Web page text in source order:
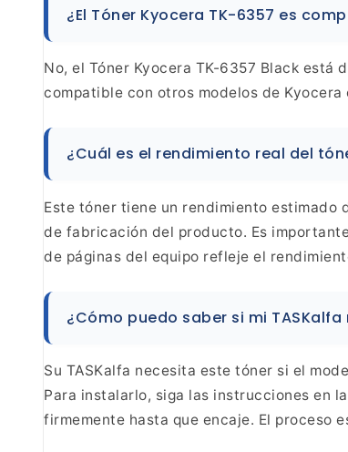
¿El Tóner Kyocera TK-6357 es
No, el Tóner Kyocera TK-6357 Black está
compatible con otros modelos de
¿Cuál es el rendimiento real del
Este tóner tiene un rendimiento
de fabricación del producto. Es
de páginas del equipo refleje el
¿Cómo puedo saber si mi
Su TASKalfa necesita este tóner si el
Para instalarlo, siga las instrucciones en
firmemente hasta que encaje. El proceso